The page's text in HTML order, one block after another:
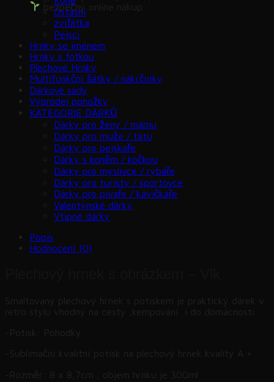
bezpečný online nákup
Ostatní
zvířátka
Pejsci
Hrnky se jménem
Hrnky s fotkou
Plechové Hrnky
Multifunkční šátky / nákrčníky
Dárkové sady
Výprodej ponožky
KATEGORIE DÁRKŮ
Dárky pro ženy / mámu
Dárky pro muže / tátu
Dárky pro pejskaře
Dárky s koněm / kočkou
Dárky pro myslivce / rybáře
Dárky pro turisty / sportovce
Dárky pro pivaře / kávičkáře
Valentýnské dárky
Vtipné dárky
Popis
Hodnocení (0)
Smaltovaný plechový hrnek s potiskem je praktický dárek v
retro stylu vhodný na cesty ,kempování i do domácnosti .
-Potisk: Pohodky
-Sublimační kvalitní potisk na plechový hrnek kvality A +
-Rozměr: 8 x 8,7cm , objem hrnku je 300ml